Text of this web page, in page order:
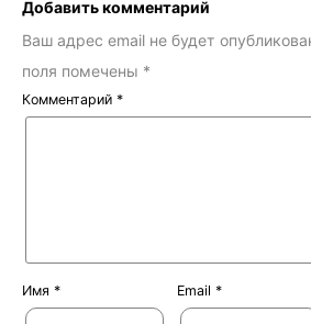
Добавить комментарий
Ваш адрес email не будет
поля помечены *
Комментарий *
Имя * Email *